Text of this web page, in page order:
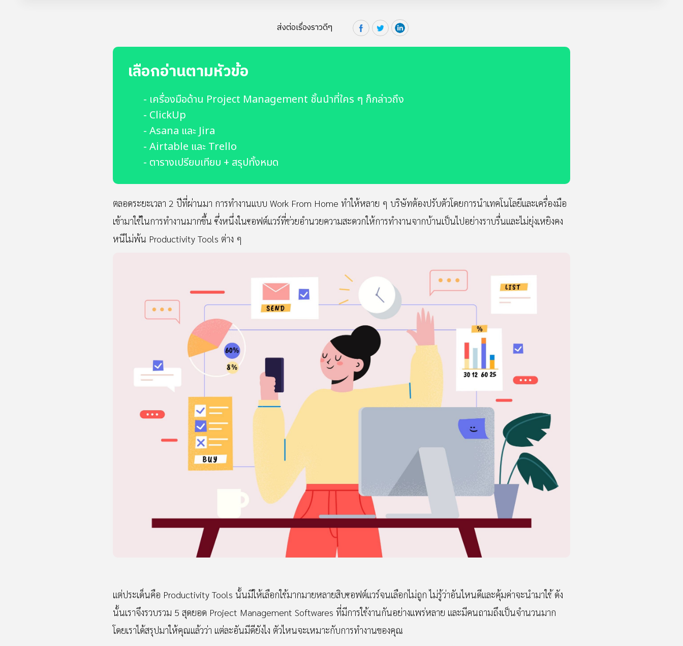
ส่งต่อเรื่องราวดีๆ
เลือกอ่านตามหัวข้อ
- เครื่องมือด้าน Project Management ชั้นนำที่ใคร ๆ ก็กล่าวถึง
- ClickUp
- Asana และ Jira
- Airtable และ Trello
- ตารางเปรียบเทียบ + สรุปทั้งหมด
ตลอดระยะเวลา 2 ปีที่ผ่านมา การทำงานแบบ Work From Home ทำให้หลาย ๆ บริษัทต้องปรับตัวโดยการนำเทคโนโลยีและเครื่องมือ
เข้ามาใช้ในการทำงานมากขึ้น ซึ่งหนึ่งในซอฟต์แวร์ที่ช่วยอำนวยความสะดวกให้การทำงานจากบ้านเป็นไปอย่างราบรื่นและไม่ยุ่งเหยิงคง
หนีไม่พ้น Productivity Tools ต่าง ๆ
แต่ประเด็นคือ Productivity Tools นั้นมีให้เลือกใช้มากมายหลายสิบซอฟต์แวร์จนเลือกไม่ถูก ไม่รู้ว่าอันไหนดีและคุ้มค่าจะนำมาใช้ ดัง
นั้นเราจึงรวบรวม 5 สุดยอด Project Management Softwares ที่มีการใช้งานกันอย่างแพร่หลาย และมีคนถามถึงเป็นจำนวนมาก
โดยเราได้สรุปมาให้คุณแล้วว่า แต่ละอันมีดียังไง ตัวไหนจะเหมาะกับการทำงานของคุณ